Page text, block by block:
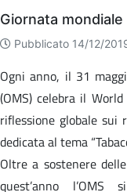
Eventi
Giornata
Pubblicato 14/12/
Ogni anno, il 31
(OMS) celebra il
riflessione globale sui
dedicata al tema
Oltre a sostenere
quest’anno